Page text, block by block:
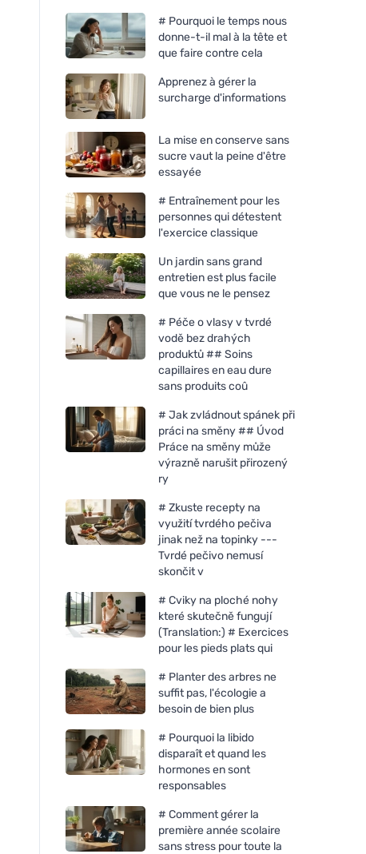
# Pourquoi le temps nous
donne-t-il mal à la tête et
que faire contre cela
Apprenez à gérer la
surcharge d'informations
La mise en conserve sans
sucre vaut la peine d'être
essayée
# Entraînement pour les
personnes qui détestent
l'exercice classique
Un jardin sans grand
entretien est plus facile
que vous ne le pensez
# Péče o vlasy v tvrdé
vodě bez drahých
produktů ## Soins
capillaires en eau dure
sans produits coû
# Jak zvládnout spánek při
práci na směny ## Úvod
Práce na směny může
výrazně narušit přirozený
ry
# Zkuste recepty na
využití tvrdého pečiva
jinak než na topinky ---
Tvrdé pečivo nemusí
skončit v
# Cviky na ploché nohy
které skutečně fungují
(Translation:) # Exercices
pour les pieds plats qui
# Planter des arbres ne
suffit pas, l'écologie a
besoin de bien plus
# Pourquoi la libido
disparaît et quand les
hormones en sont
responsables
# Comment gérer la
première année scolaire
sans stress pour toute la